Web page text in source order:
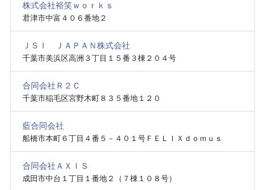
株式会社裕笑ｗｏｒｋｓ
君津市中富４０６番地２
ＪＳＩ ＪＡＰＡＮ株式会社
千葉市美浜区高洲３丁目１５番３棟２０４号
合同会社Ｒ２Ｃ
千葉市稲毛区宮野木町８３５番地１２０
藍合同会社
船橋市本町６丁目４番５－４０１号ＦＥＬＩＸｄｏｍｕｓ
合同会社ＡＸＩＳ
成田市中台１丁目１番地２（７棟１０８号）